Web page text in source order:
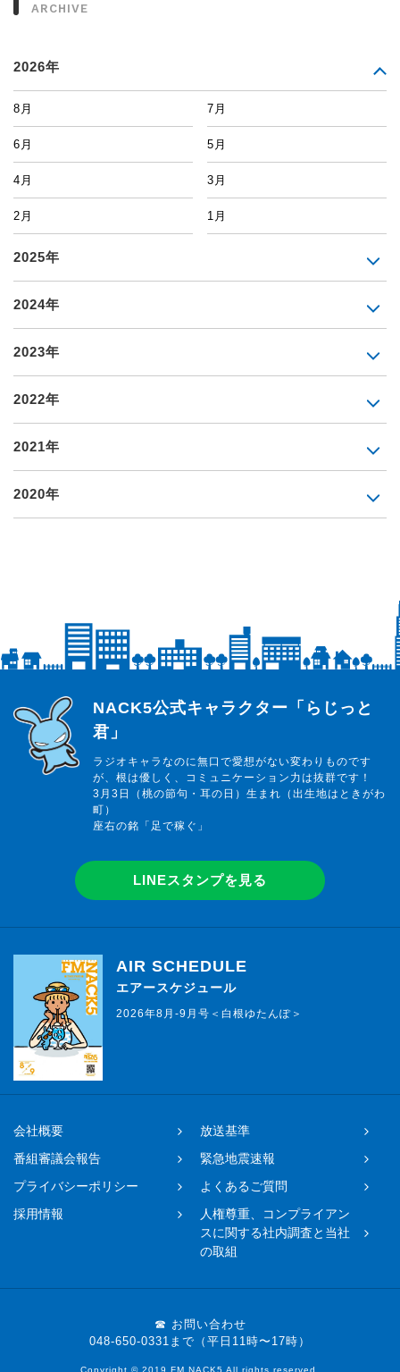
ARCHIVE
2026年
8月 7月
6月 5月
4月 3月
2月 1月
2025年
2024年
2023年
2022年
2021年
2020年
らじっと君
NACK5公式キャラクター「らじっと
君」
ラジオキャラなのに無口で愛想がない変わりものです
が、根は優しく、コミュニケーション力は抜群です！
3月3日（桃の節句・耳の日）生まれ（出生地はときがわ
町）
座右の銘「足で稼ぐ」
LINEスタンプを見る
AIR SCHEDULE
エアースケジュール
2026年8月-9月号＜白根ゆたんぽ＞
会社概要
放送基準
番組審議会報告
緊急地震速報
プライバシーポリシー
よくあるご質問
採用情報
人権尊重、コンプライアン
スに関する社内調査と当社
の取組
☎ お問い合わせ
048-650-0331まで（平日11時〜17時）
Copyright © 2019 FM NACK5 All rights reserved.